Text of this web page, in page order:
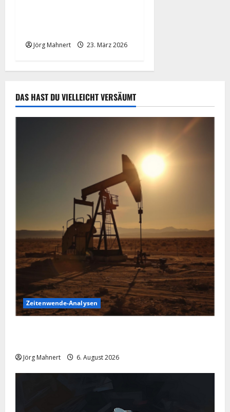
Jörg Mahnert 23. März 2026
DAS HAST DU VIELLEICHT VERSÄUMT
Zeitenwende-Analysen
Jörg Mahnert 6. August 2026